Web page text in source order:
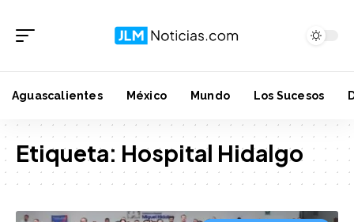
Aguascalientes México Mundo Los Sucesos
Etiqueta: Hospital Hidalgo